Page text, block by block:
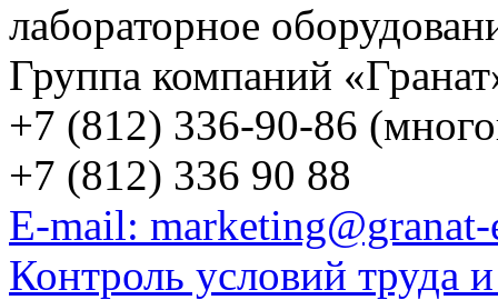
лабораторное
Группа компаний
+7 (812) 336-90-86
+7 (812) 336 90 88
E-mail:
Контроль условий труда